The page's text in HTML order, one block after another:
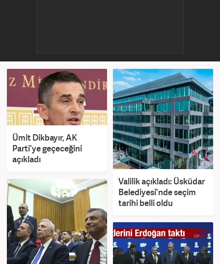
Ümit Dikbayır, AK
Parti'ye geçeceğini
açıkladı
Valilik açıkladı: Üsküdar
Belediyesi'nde seçim
tarihi belli oldu